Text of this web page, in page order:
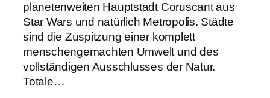
planetenweiten Hauptstadt Coruscant aus
Star Wars und natürlich Metropolis. Städte
sind die Zuspitzung einer komplett
menschengemachten Umwelt und des
vollständigen Ausschlusses der Natur.
Totale…